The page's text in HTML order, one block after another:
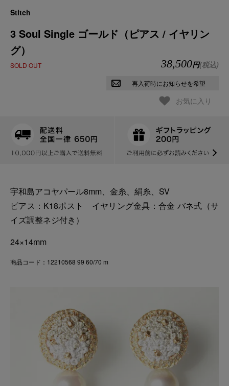
Stitch
3 Soul Single ゴールド（ピアス / イヤリン
グ）
SOLD OUT 38,500円(税込)
再入荷時にお知らせを希望
お気に入り
宇和島アコヤパール8mm、金糸、絹糸、SV
ピアス：K18ポスト イヤリング金具：合金 バネ式（サ
イズ調整ネジ付き）
24×14mm
商品コード：12210568 99 60/70 m